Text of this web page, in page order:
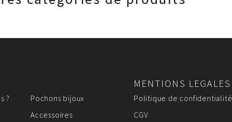
?
Pochons bijoux
Accessoires
MENTIONS LEGALES
Politique de confidentialité
CGV